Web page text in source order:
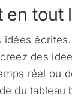
en tout
idées
des
réel ou
du tableau